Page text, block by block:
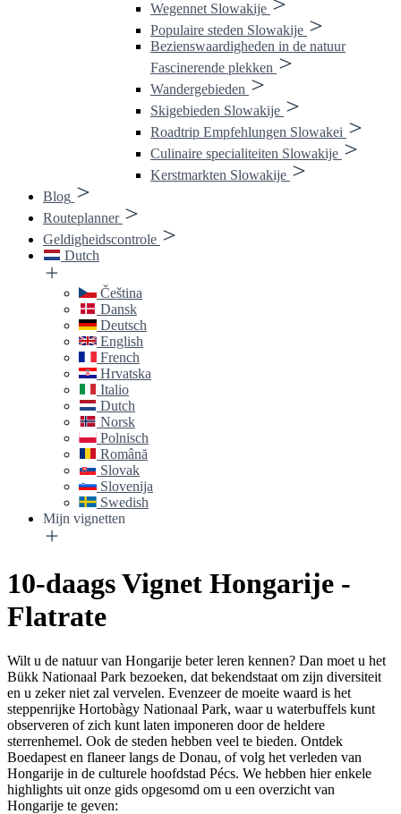
Wegennet Slowakije
Populaire steden Slowakije
Bezienswaardigheden in de natuur
Fascinerende plekken
Wandergebieden
Skigebieden Slowakije
Roadtrip Empfehlungen Slowakei
Culinaire specialiteiten Slowakije
Kerstmarkten Slowakije
Blog
Routeplanner
Geldigheidscontrole
Dutch
Čeština
Dansk
Deutsch
English
French
Hrvatska
Italio
Dutch
Norsk
Polnisch
Română
Slovak
Slovenija
Swedish
Mijn vignetten
10-daags Vignet Hongarije -
Flatrate
Wilt u de natuur van Hongarije beter leren kennen? Dan moet u het
Bükk Nationaal Park bezoeken, dat bekendstaat om zijn diversiteit
en u zeker niet zal vervelen. Evenzeer de moeite waard is het
steppenrijke Hortobàgy Nationaal Park, waar u waterbuffels kunt
observeren of zich kunt laten imponeren door de heldere
sterrenhemel. Ook de steden hebben veel te bieden. Ontdek
Boedapest en flaneer langs de Donau, of volg het verleden van
Hongarije in de culturele hoofdstad Pécs. We hebben hier enkele
highlights uit onze gids opgesomd om u een overzicht van
Hongarije te geven: